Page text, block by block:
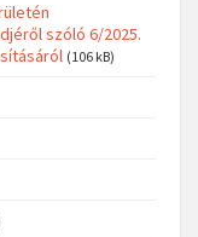
szóló 6/2025.
(106 kB)